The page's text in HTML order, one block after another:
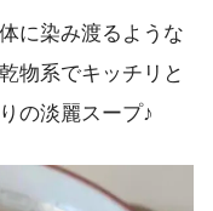
に染み渡るような
物系でキッチリと
の淡麗スープ♪